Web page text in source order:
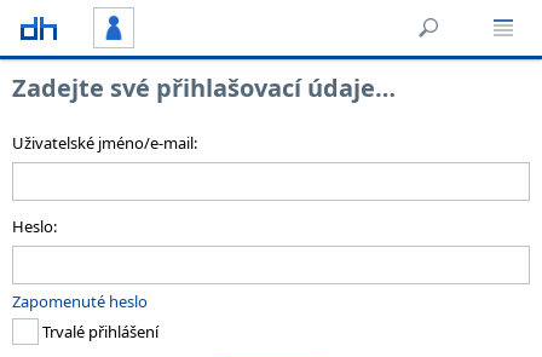
Zadejte své přihlašovací údaje…
Uživatelské jméno/e-mail:
Heslo:
Zapomenuté heslo
Trvalé přihlášení